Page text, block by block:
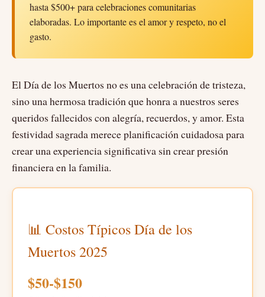
hasta $500+ para celebraciones comunitarias
elaboradas. Lo importante es el amor y respeto, no el
gasto.
El Día de los Muertos no es una celebración de tristeza,
sino una hermosa tradición que honra a nuestros seres
queridos fallecidos con alegría, recuerdos, y amor. Esta
festividad sagrada merece planificación cuidadosa para
crear una experiencia significativa sin crear presión
financiera en la familia.
📊 Costos Típicos Día de los
Muertos 2025
$50-$150